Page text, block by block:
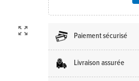
 Paiement sécurisé
Livraison assurée